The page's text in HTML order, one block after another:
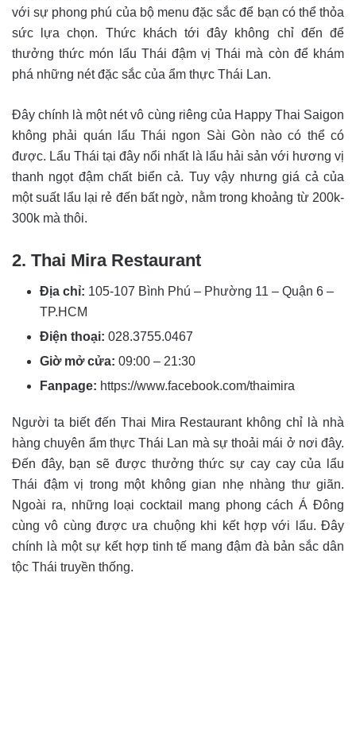
với sự phong phú của bộ menu đặc sắc để bạn có thể thỏa
sức lựa chọn. Thức khách tới đây không chỉ đến để
thưởng thức món lẩu Thái đậm vị Thái mà còn để khám
phá những nét đặc sắc của ẩm thực Thái Lan.
Đây chính là một nét vô cùng riêng của Happy Thai Saigon
không phải quán lẩu Thái ngon Sài Gòn nào có thể có
được. Lẩu Thái tại đây nổi nhất là lẩu hải sản với hương vị
thanh ngọt đậm chất biển cả. Tuy vậy nhưng giá cả của
một suất lẩu lại rẻ đến bất ngờ, nằm trong khoảng từ 200k-
300k mà thôi.
2. Thai Mira Restaurant
Địa chỉ: 105-107 Bình Phú – Phường 11 – Quận 6 –
TP.HCM
Điện thoại: 028.3755.0467
Giờ mở cửa: 09:00 – 21:30
Fanpage: https://www.facebook.com/thaimira
Người ta biết đến Thai Mira Restaurant không chỉ là nhà
hàng chuyên ẩm thực Thái Lan mà sự thoải mái ở nơi đây.
Đến đây, bạn sẽ được thưởng thức sự cay cay của lẩu
Thái đậm vị trong một không gian nhẹ nhàng thư giãn.
Ngoài ra, những loại cocktail mang phong cách Á Đông
cùng vô cùng được ưa chuộng khi kết hợp với lẩu. Đây
chính là một sự kết hợp tinh tế mang đậm đà bản sắc dân
tộc Thái truyền thống.